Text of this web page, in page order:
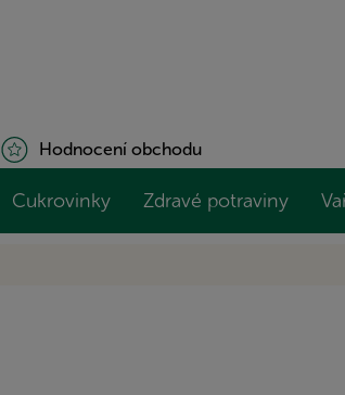
Hodnocení obchodu
Cukrovinky Zdravé potraviny